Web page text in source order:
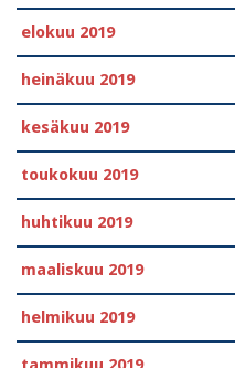
elokuu 2019
heinäkuu 2019
kesäkuu 2019
toukokuu 2019
huhtikuu 2019
maaliskuu 2019
helmikuu 2019